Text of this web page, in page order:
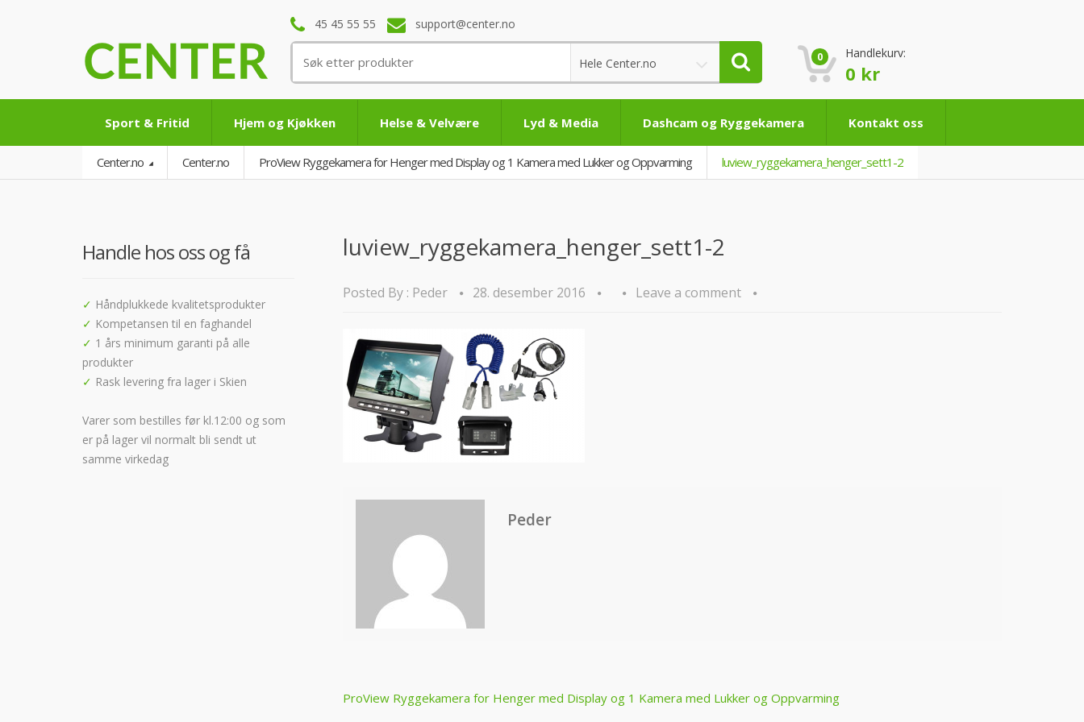
45 45 55 55 support@center.no
etter:
Hele Center.no 0 Handlekurv:
0 kr
Sport & Fritid Hjem og Kjøkken Helse & Velvære Lyd & Media Dashcam og Ryggekamera Kontakt oss
Center.no Center.no ProView Ryggekamera for Henger med Display og 1 Kamera med Lukker og Oppvarming luview_ryggekamera_henger_sett1-2
luview_ryggekamera_henger_sett1-2
Posted By : Peder 28. desember 2016 Leave a comment
Peder
Post
ProView Ryggekamera for Henger med Display og 1 Kamera med Lukker og Oppvarming
Handle hos oss og få
✓ Håndplukkede kvalitetsprodukter
✓ Kompetansen til en faghandel
✓ 1 års minimum garanti på alle
produkter
✓ Rask levering fra lager i Skien
Varer som bestilles før kl.12:00 og som
er på lager vil normalt bli sendt ut
samme virkedag